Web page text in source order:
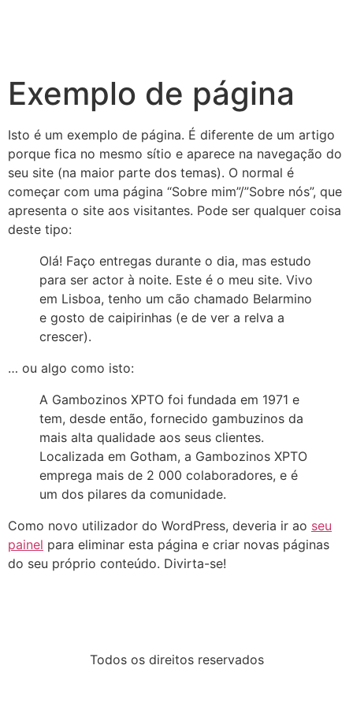
Exemplo de página
Isto é um exemplo de página. É diferente de um artigo
porque fica no mesmo sítio e aparece na navegação do
seu site (na maior parte dos temas). O normal é
começar com uma página “Sobre mim”/”Sobre nós”, que
apresenta o site aos visitantes. Pode ser qualquer coisa
deste tipo:
Olá! Faço entregas durante o dia, mas estudo
para ser actor à noite. Este é o meu site. Vivo
em Lisboa, tenho um cão chamado Belarmino
e gosto de caipirinhas (e de ver a relva a
crescer).
… ou algo como isto:
A Gambozinos XPTO foi fundada em 1971 e
tem, desde então, fornecido gambuzinos da
mais alta qualidade aos seus clientes.
Localizada em Gotham, a Gambozinos XPTO
emprega mais de 2 000 colaboradores, e é
um dos pilares da comunidade.
Como novo utilizador do WordPress, deveria ir ao seu
painel para eliminar esta página e criar novas páginas
do seu próprio conteúdo. Divirta-se!
Todos os direitos reservados